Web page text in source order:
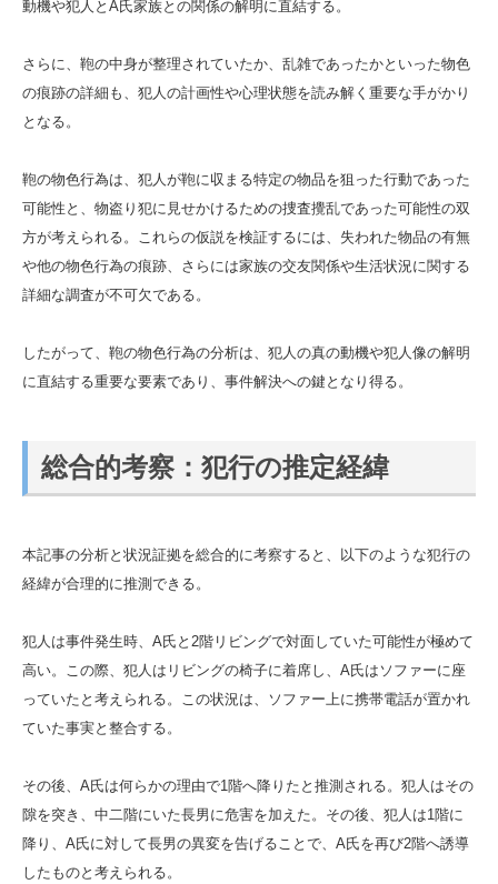
動機や犯人とA氏家族との関係の解明に直結する。
さらに、鞄の中身が整理されていたか、乱雑であったかといった物色
の痕跡の詳細も、犯人の計画性や心理状態を読み解く重要な手がかり
となる。
鞄の物色行為は、犯人が鞄に収まる特定の物品を狙った行動であった
可能性と、物盗り犯に見せかけるための捜査攪乱であった可能性の双
方が考えられる。これらの仮説を検証するには、失われた物品の有無
や他の物色行為の痕跡、さらには家族の交友関係や生活状況に関する
詳細な調査が不可欠である。
したがって、鞄の物色行為の分析は、犯人の真の動機や犯人像の解明
に直結する重要な要素であり、事件解決への鍵となり得る。
総合的考察：犯行の推定経緯
本記事の分析と状況証拠を総合的に考察すると、以下のような犯行の
経緯が合理的に推測できる。
犯人は事件発生時、A氏と2階リビングで対面していた可能性が極めて
高い。この際、犯人はリビングの椅子に着席し、A氏はソファーに座
っていたと考えられる。この状況は、ソファー上に携帯電話が置かれ
ていた事実と整合する。
その後、A氏は何らかの理由で1階へ降りたと推測される。犯人はその
隙を突き、中二階にいた長男に危害を加えた。その後、犯人は1階に
降り、A氏に対して長男の異変を告げることで、A氏を再び2階へ誘導
したものと考えられる。